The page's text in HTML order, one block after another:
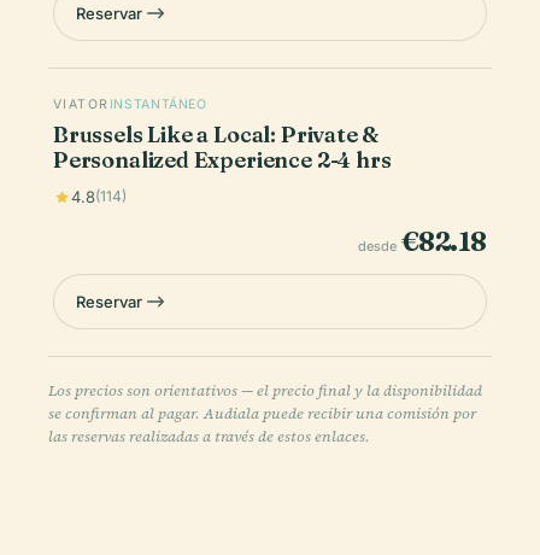
Reservar
VIATOR INSTANTÁNEO
Brussels Like a Local: Private &
Personalized Experience 2-4 hrs
4.8(114)
desde €82.18
Reservar
Los precios son orientativos — el precio final y la disponibilidad
se confirman al pagar. Audiala puede recibir una comisión por
las reservas realizadas a través de estos enlaces.